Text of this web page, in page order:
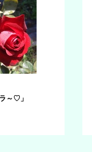
～♡」